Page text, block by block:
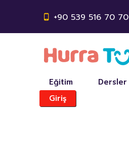
+90 539 516 70 70
Eğitim Dersler
Giriş